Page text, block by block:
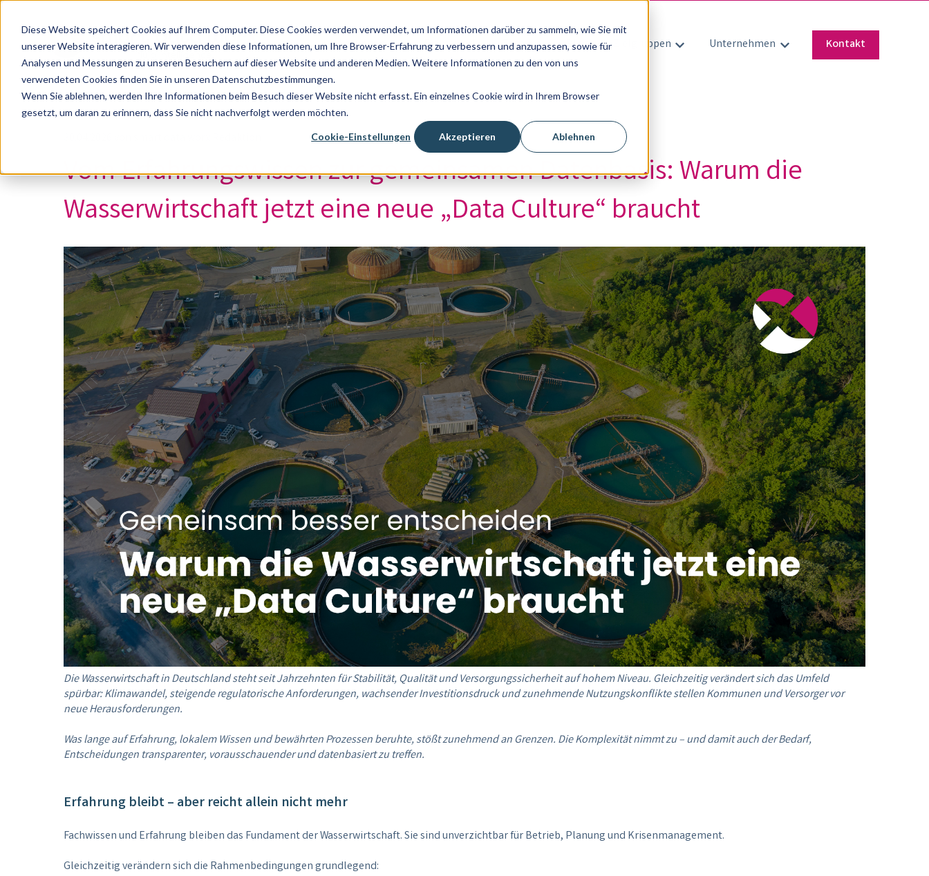
Diese Website speichert Cookies auf Ihrem Computer. Diese Cookies werden verwendet, um Informationen darüber zu sammeln, wie Sie mit
unserer Website interagieren. Wir verwenden diese Informationen, um Ihre Browser-Erfahrung zu verbessern und anzupassen, sowie für
Analysen und Messungen zu unseren Besuchern auf dieser Website und anderen Medien. Weitere Informationen zu den von uns
verwendeten Cookies finden Sie in unseren Datenschutzbestimmungen.
Wenn Sie ablehnen, werden Ihre Informationen beim Besuch dieser Website nicht erfasst. Ein einzelnes Cookie wird in Ihrem Browser
gesetzt, um daran zu erinnern, dass Sie nicht nachverfolgt werden möchten.
Cookie-Einstellungen Akzeptieren Ablehnen
LösungenUntermenü für Lösungen anzeigen
Framework Termine Blog Zielgruppen Untermenü für Zielgruppen anzeigen
Unternehmen Untermenü für Unternehmen
Kontakt
Vom Erfahrungswissen zur gemeinsamen Datenbasis: Warum die
Wasserwirtschaft jetzt eine neue „Data Culture“ braucht
Die Wasserwirtschaft in Deutschland steht seit Jahrzehnten für Stabilität, Qualität und Versorgungssicherheit auf hohem Niveau. Gleichzeitig verändert sich das Umfeld
spürbar: Klimawandel, steigende regulatorische Anforderungen, wachsender Investitionsdruck und zunehmende Nutzungskonflikte stellen Kommunen und Versorger vor
neue Herausforderungen.
Was lange auf Erfahrung, lokalem Wissen und bewährten Prozessen beruhte, stößt zunehmend an Grenzen. Die Komplexität nimmt zu – und damit auch der Bedarf,
Entscheidungen transparenter, vorausschauender und datenbasiert zu treffen.
Erfahrung bleibt – aber reicht allein nicht mehr
Fachwissen und Erfahrung bleiben das Fundament der Wasserwirtschaft. Sie sind unverzichtbar für Betrieb, Planung und Krisenmanagement.
Gleichzeitig verändern sich die Rahmenbedingungen grundlegend: